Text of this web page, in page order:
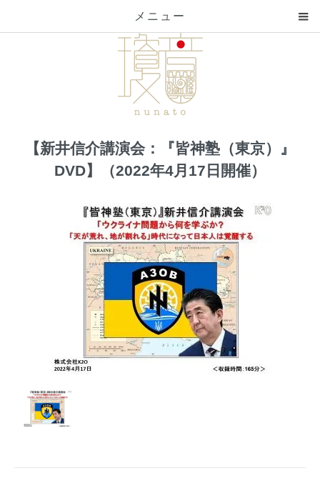
メニュー
【新井信介講演会：『皆神塾（東京）』
DVD】（2022年4月17日開催）